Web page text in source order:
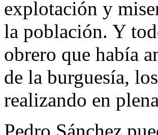
explotación y
la población. Y
obrero que había
de la burguesía,
realizando en